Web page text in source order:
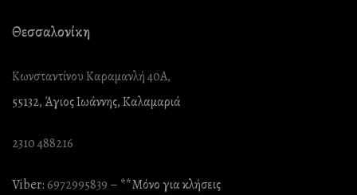
Θεσσαλονίκη
Κωνσταντίνου Καραμανλή 40Α,
55132, Άγιος Ιωάννης, Καλαμαριά
2310 488216
Viber:6972995839 – **Mόνο για κλήσεις